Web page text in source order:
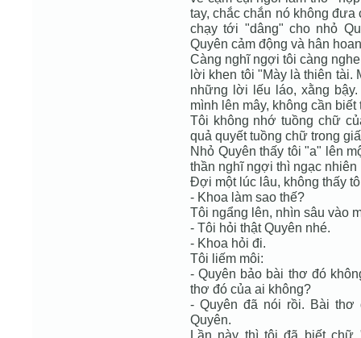
tay, chắc chắn nó không
chạy tới "dâng" cho nhỏ
Quyên cảm động và hân
Càng nghĩ ngợi tôi càng
lời khen tôi "Mày là thiên tài.
những lời lếu láo, xằng
mình lên mây, không cần
Tôi không nhớ tuồng chữ
quả quyết tuồng chữ trong
Nhỏ Quyên thấy tôi "a" lên
thần nghĩ ngợi thì ngạc nhiên
Đợi một lúc lâu, không thấy
- Khoa làm sao thế?
Tôi ngẩng lên, nhìn sâu vào
- Tôi hỏi thật Quyên nhé.
- Khoa hỏi đi.
Tôi liếm môi:
- Quyên bảo bài thơ đó
thơ đó của ai không?
- Quyên đã nói rồi. Bài thơ
Quyên.
Lần này thì tôi đã biết chữ